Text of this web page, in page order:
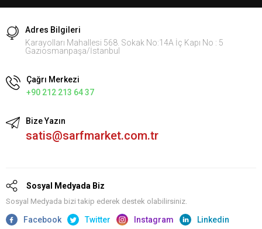
Adres Bilgileri
Karayolları Mahallesi 568. Sokak No:14A İç Kapı No : 5
Gaziosmanpaşa/İstanbul
Çağrı Merkezi
+90 212 213 64 37
Bize Yazın
satis@sarfmarket.com.tr
Sosyal Medyada Biz
Sosyal Medyada bizi takip ederek destek olabilirsiniz.
Facebook Twitter Instagram Linkedin